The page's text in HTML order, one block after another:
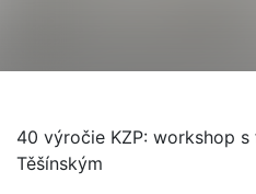
40 výročie KZP: workshop
Těšínským